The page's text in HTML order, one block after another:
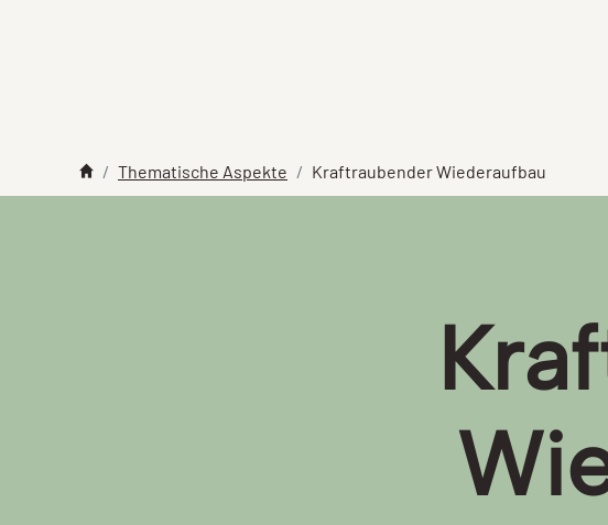
Thematische Aspekte Kraftraubender Wiederaufbau